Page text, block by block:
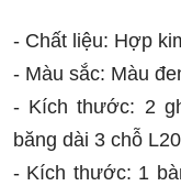
- Chất liệu: Hợp
- Màu sắc: Màu
- Kích thước: 2
băng dài 3 chỗ
- Kích thước: 1